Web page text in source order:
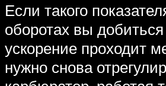
Если такого
оборотах вы
ускорение проходит
нужно снова